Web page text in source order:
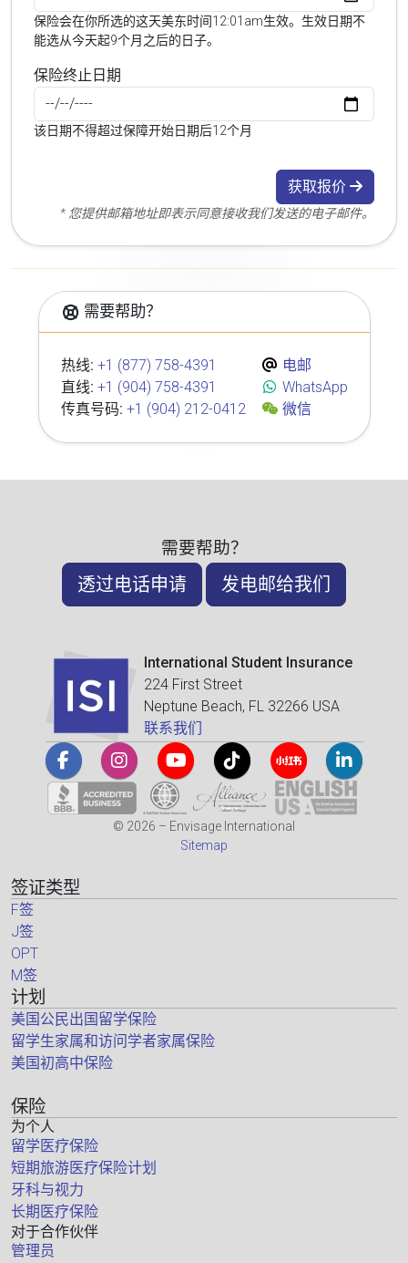
保险会在你所选的这天美东时间12:01am生效。生效日期不
能选从今天起9个月之后的日子。
保险终止日期
该日期不得超过保障开始日期后12个月
获取报价
* 您提供邮箱地址即表示同意接收我们发送的电子邮件。
需要帮助？
热线: +1 (877) 758-4391
直线: +1 (904) 758-4391
传真号码: +1 (904) 212-0412
电邮
WhatsApp
微信
需要帮助？
透过电话申请 发电邮给我们
International Student Insurance
224 First Street
Neptune Beach, FL 32266 USA
联系我们
© 2026 – Envisage International
Sitemap
签证类型
F签
J签
OPT
M签
计划
美国公民出国留学保险
留学生家属和访问学者家属保险
美国初高中保险
保险
为个人
留学医疗保险
短期旅游医疗保险计划
牙科与视力
长期医疗保险
对于合作伙伴
管理员